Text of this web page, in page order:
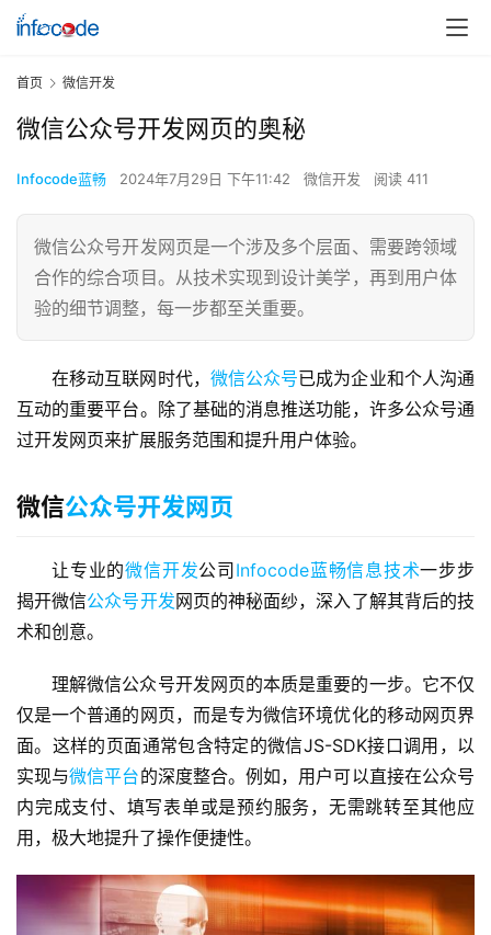
首页 微信开发
微信公众号开发网页的奥秘
Infocode蓝畅 2024年7月29日 下午11:42 微信开发 阅读 411
微信公众号开发网页是一个涉及多个层面、需要跨领域
合作的综合项目。从技术实现到设计美学，再到用户体
验的细节调整，每一步都至关重要。
在移动互联网时代， 微信公众号已成为企业和个人沟通
互动的重要平台。除了基础的消息推送功能，许多公众号通
过开发网页来扩展服务范围和提升用户体验。
微信公众号开发网页
让专业的微信开发公司 Infocode蓝畅信息技术一步步
揭开微信公众号开发网页的神秘面纱，深入了解其背后的技
术和创意。
理解微信公众号开发网页的本质是重要的一步。它不仅
仅是一个普通的网页，而是专为微信环境优化的移动网页界
面。这样的页面通常包含特定的微信JS-SDK接口调用，以
实现与微信平台的深度整合。例如，用户可以直接在公众号
内完成支付、填写表单或是预约服务，无需跳转至其他应
用，极大地提升了操作便捷性。